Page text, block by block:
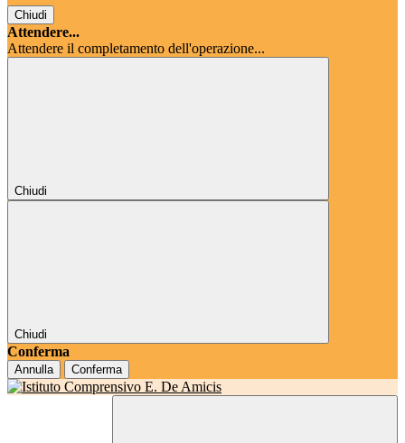
Chiudi
Attendere...
Attendere il completamento dell'operazione...
Chiudi
Chiudi
Conferma
Annulla Conferma